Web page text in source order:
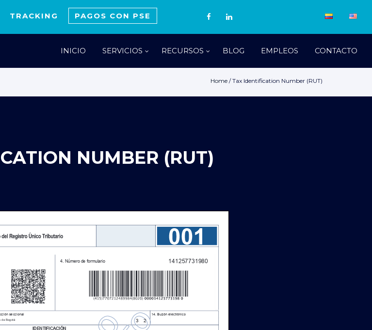
TRACKING PAGOS CON PSE
INICIO SERVICIOS RECURSOS BLOG EMPLEOS CONTACTO
Home /Tax Identification Number (RUT)
NUMBER (RUT)